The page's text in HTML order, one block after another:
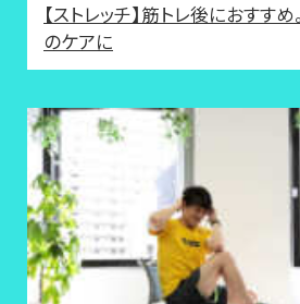
【ストレッチ】筋トレ後におすす
のケアに